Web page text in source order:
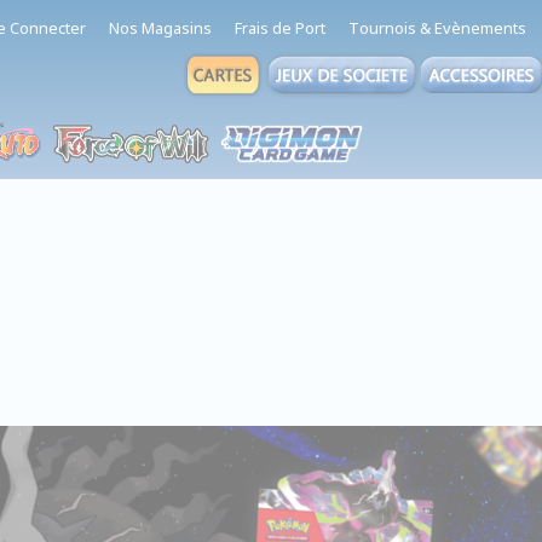
Connecter Nos Magasins Frais de Port Tournois & Evènements